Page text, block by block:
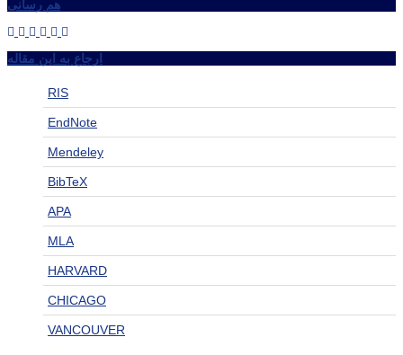
هم رسانی
ارجاع به این مقاله
RIS
EndNote
Mendeley
BibTeX
APA
MLA
HARVARD
CHICAGO
VANCOUVER